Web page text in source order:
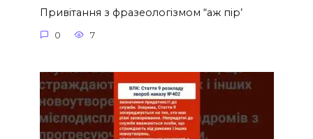
Привітання з фразеологізмом “аж пір’
0 7